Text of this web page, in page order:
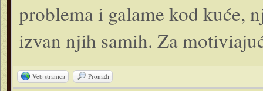
problema i galame kod kuće,
izvan njih samih. Za
Veb stranica Pronađi